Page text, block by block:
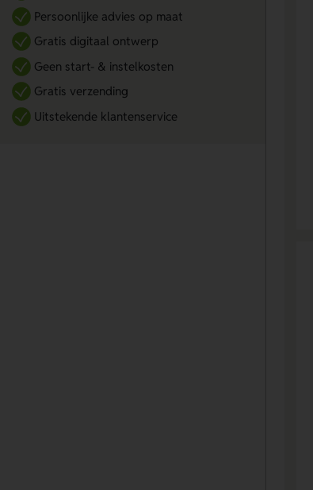
Persoonlijke advies op maat
Gratis digitaal ontwerp
Geen start- & instelkosten
Gratis verzending
Uitstekende klantenservice